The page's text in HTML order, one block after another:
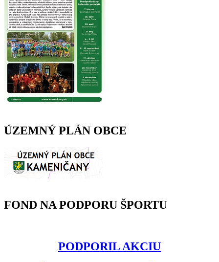
ÚZEMNÝ PLÁN OBCE
FOND NA PODPORU ŠPORTU
PODPORIL AKCIU